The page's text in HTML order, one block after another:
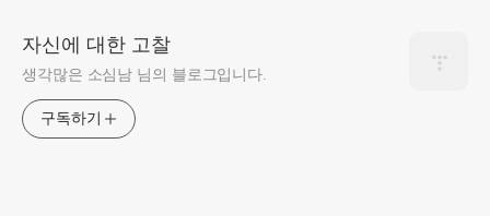
자신에 대한 고찰
생각많은 소심남 님의 블로그입니다.
구독하기